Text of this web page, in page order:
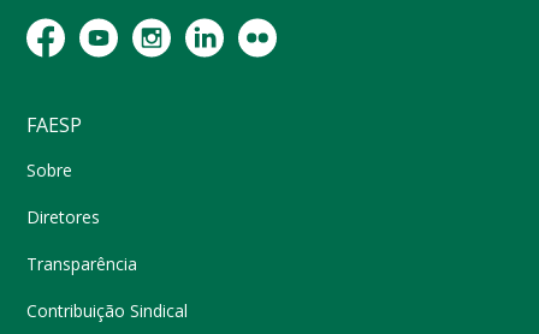
FAESP
Sobre
Diretores
Transparência
Contribuição Sindical